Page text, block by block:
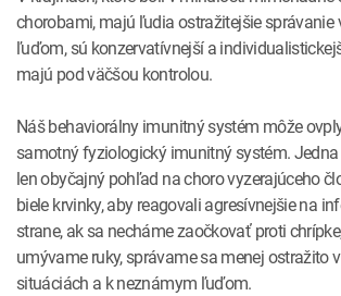
chorobami, majú ľudia ostražitejšie správanie
ľuďom, sú konzervatívnejší a
majú pod väčšou kontrolou.
Náš behaviorálny imunitný systém môže
samotný fyziologický imunitný systém.
len obyčajný pohľad na choro vyzerajúceho
biele krvinky, aby reagovali agresívnejšie na
strane, ak sa necháme zaočkovať proti
umývame ruky, správame sa menej ostražito
situáciách a k neznámym ľuďom.